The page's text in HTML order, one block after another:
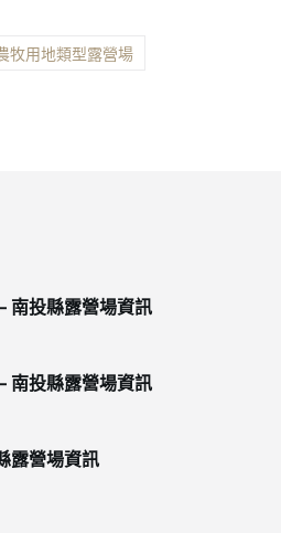
牧用地類型露營場
南投縣露營場資訊
南投縣露營場資訊
露營場資訊